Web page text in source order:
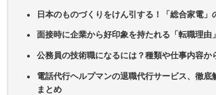
日本のものづくりをけん引する！「総合家電」
面接時に企業から好印象を持たれる「転職理由
公務員の技術職になるには？種類や仕事内容か
電話代行ヘルプマンの退職代行サービス、徹底
まとめ